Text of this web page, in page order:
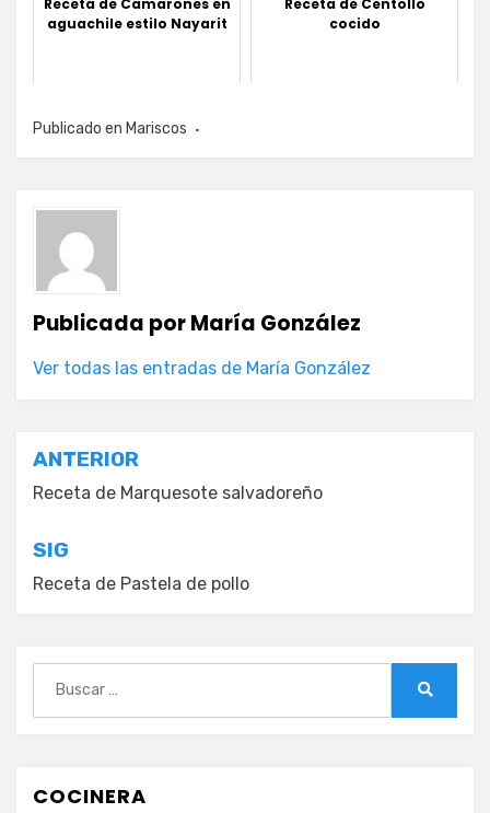
Receta de Camarones en
aguachile estilo Nayarit
Receta de Centollo
cocido
Publicado en Mariscos
Publicada porMaría González
Ver todas las entradas de María González
Navegación
de
entradas
ANTERIOR
Receta de Marquesote salvadoreño
SIG
Receta de Pastela de pollo
COCINERA